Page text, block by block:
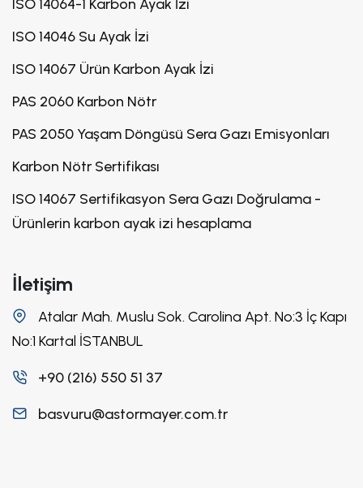
ISO 14064-1 Karbon Ayak İzi
ISO 14046 Su Ayak İzi
ISO 14067 Ürün Karbon Ayak İzi
PAS 2060 Karbon Nötr
PAS 2050 Yaşam Döngüsü Sera Gazı Emisyonları
Karbon Nötr Sertifikası
ISO 14067 Sertifikasyon Sera Gazı Doğrulama -
Ürünlerin karbon ayak izi hesaplama
İletişim
Atalar Mah. Muslu Sok. Carolina Apt. No:3 İç Kapı
No:1 Kartal İSTANBUL
+90 (216) 550 51 37
basvuru@astormayer.com.tr